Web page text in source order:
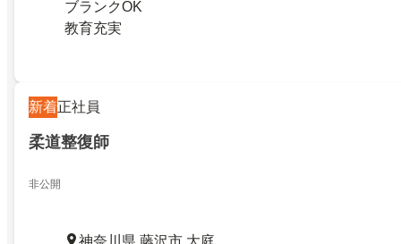
ブランクOK
教育充実
新着正社員
柔道整復師
非公開